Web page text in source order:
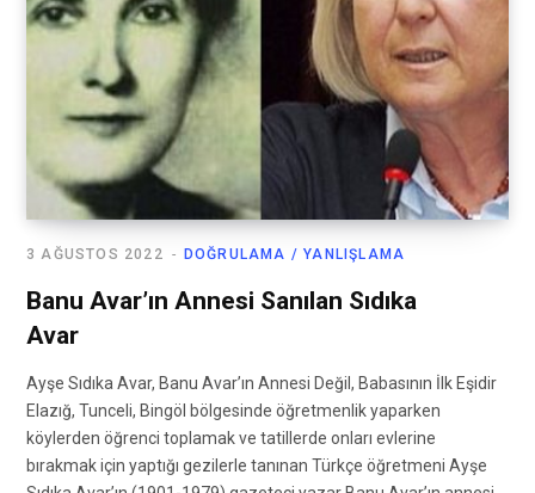
DOĞRULAMA / YANLIŞLAMA
3 AĞUSTOS 2022
Banu Avar’ın Annesi Sanılan Sıdıka
Avar
Ayşe Sıdıka Avar, Banu Avar’ın Annesi Değil, Babasının İlk Eşidir
Elazığ, Tunceli, Bingöl bölgesinde öğretmenlik yaparken
köylerden öğrenci toplamak ve tatillerde onları evlerine
bırakmak için yaptığı gezilerle tanınan Türkçe öğretmeni Ayşe